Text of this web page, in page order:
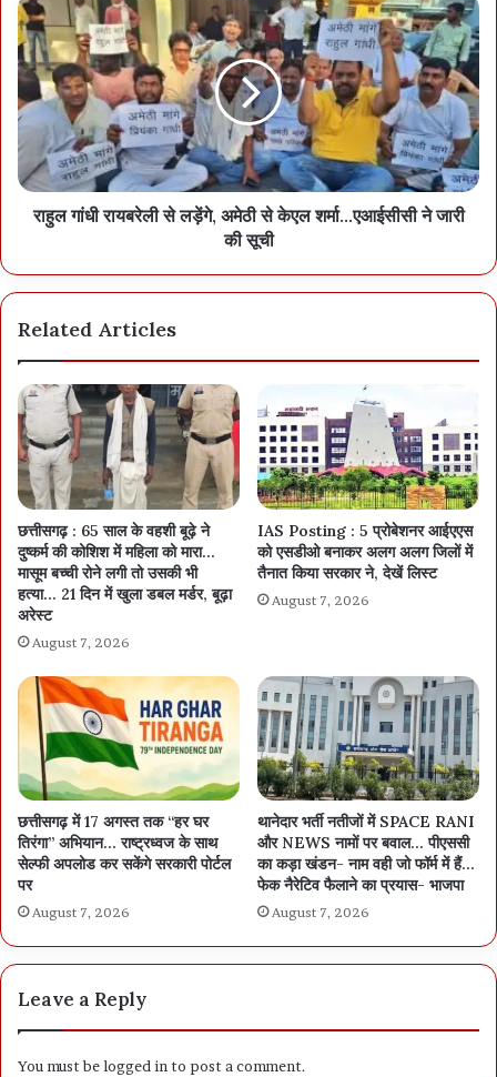
जाता है। वर्ष 2022 में वे इस बयान को लेकर चर्चा में आए थे कि नेता अभी भाजपा
में जा रहे हैं, वे सभी कांग्रेस के ही तैयार किए हुए हैं। अगर उन्हें रायबरेली से टिकट
दिया जाता है, तो पार्टी बरसों बाद गैर गांधी परिवार से दूसरे नेता को टिकट देगी।
पहली मर्तबा 1991 में पार्टी ने सतीश शर्मा को टिकट दिया था और वे चुनाव जीते
थे।
राहुल गांधी रायबरेली से लड़ेंगे, अमेठी से केएल शर्मा...एआईसीसी ने जारी
की सूची
Related Articles
छत्तीसगढ़ : 65 साल के वहशी बूढ़े ने
दुष्कर्म की कोशिश में महिला को मारा…
मासूम बच्ची रोने लगी तो उसकी भी
हत्या… 21 दिन में खुला डबल मर्डर, बूढ़ा
अरेस्ट
August 7, 2026
IAS Posting : 5 प्रोबेशनर आईएएस
को एसडीओ बनाकर अलग अलग जिलों में
तैनात किया सरकार ने, देखें लिस्ट
August 7, 2026
छत्तीसगढ़ में 17 अगस्त तक “हर घर
तिरंगा” अभियान… राष्ट्रध्वज के साथ
सेल्फी अपलोड कर सकेंगे सरकारी पोर्टल
पर
August 7, 2026
थानेदार भर्ती नतीजों में SPACE RANI
और NEWS नामों पर बवाल… पीएससी
का कड़ा खंडन- नाम वही जो फॉर्म में हैं…
फेक नैरेटिव फैलाने का प्रयास- भाजपा
August 7, 2026
Leave a Reply
You must belogged into post a comment.